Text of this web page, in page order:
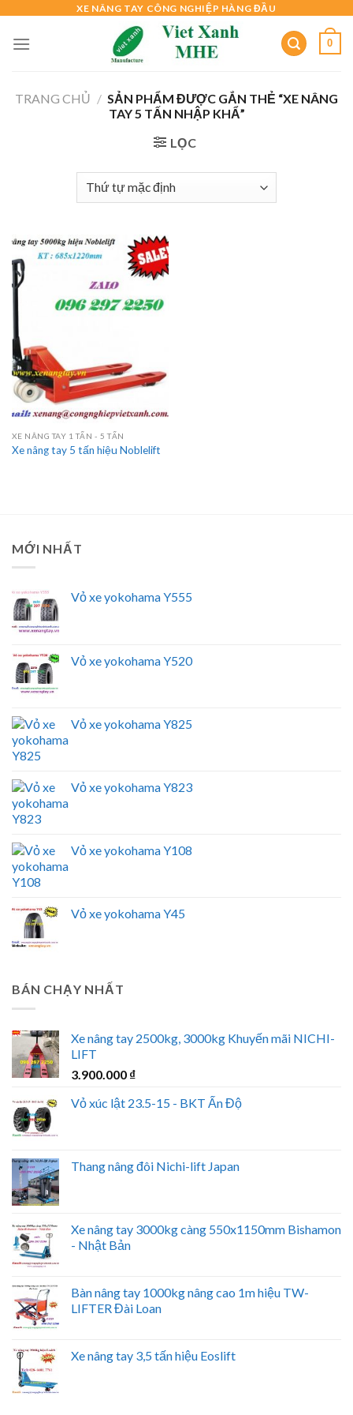
content
XE NÂNG TAY CÔNG NGHIỆP HÀNG ĐẦU
0
TRANG CHỦ / SẢN PHẨM ĐƯỢC GẮN THẺ “XE NÂNG
TAY 5 TẤN NHẬP KHẨ”
LỌC
XE NÂNG TAY 1 TẤN - 5 TẤN
Xe nâng tay 5 tấn hiệu Noblelift
MỚI NHẤT
Vỏ xe yokohama Y555
Vỏ xe yokohama Y520
Vỏ xe yokohama Y825
Vỏ xe yokohama Y823
Vỏ xe yokohama Y108
Vỏ xe yokohama Y45
BÁN CHẠY NHẤT
Xe nâng tay 2500kg, 3000kg Khuyến mãi NICHI-
LIFT
3.900.000 ₫
Vỏ xúc lật 23.5-15 - BKT Ấn Độ
Thang nâng đôi Nichi-lift Japan
Xe nâng tay 3000kg càng 550x1150mm Bishamon
- Nhật Bản
Bàn nâng tay 1000kg nâng cao 1m hiệu TW-
LIFTER Đài Loan
Xe nâng tay 3,5 tấn hiệu Eoslift